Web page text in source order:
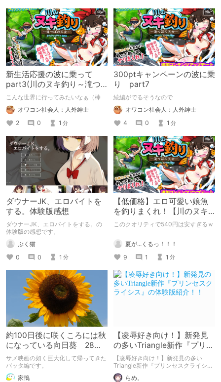
新生活応援の波に乗って
part3(川のヌキ釣り～滝つ
ぼの天女～)
こんな世界に行ってみたいなぁ（棒
オワコン社会人：人外紳士
2
0 1 分
300ptキャンペーンの波に乗
り part7
続編がでるそうなので
オワコン社会人：人外紳士
4
0 1 分
ダウナーJK、エロバイトを
する。体験版感想
ダウナーJK、エロバイトをする。の
体験版の感想です。
ぶく猫
0
0 1 分
【低価格】エロ可愛い娘魚
を釣りまくれ！【川のヌキ
釣り～滝つぼの天女～】
このクオリティで540円は安すぎるｗ
夏が...くるっ！！！
9
1 1 分
約100日後に咲くころには秋
になっている向日葵 28日
目
サメ映画の如く巨大化して帰ってきた
バッタ編です。
家鴨
【凌辱好き向け！】新発見
の多いTriangle新作『プリン
セスクライシス』の体験版
紹介！！
【凌辱好き向け！】新発見の多い
Triangle新作『プリンセスクライシ
ス』の体験版紹介！！
らめ。